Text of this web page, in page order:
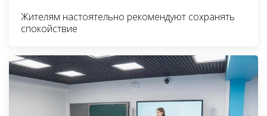
Жителям настоятельно рекомендуют сохранять
спокойствие